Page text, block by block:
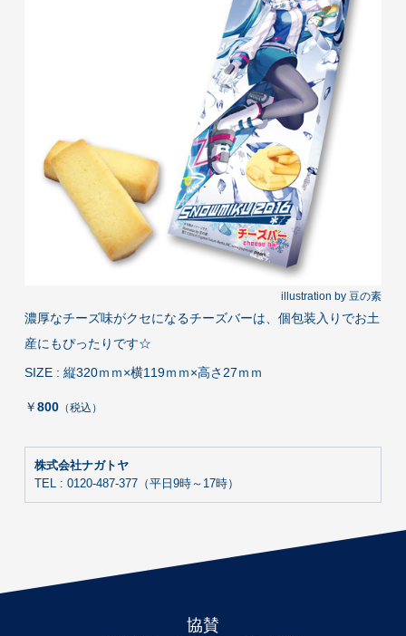
illustration by 豆の素
濃厚なチーズ味がクセになるチーズバーは、個包装入りでお土
産にもぴったりです☆
SIZE : 縦320ｍｍ×横119ｍｍ×高さ27ｍｍ
￥800（税込）
株式会社ナガトヤ
TEL : 0120-487-377（平日9時～17時）
協賛